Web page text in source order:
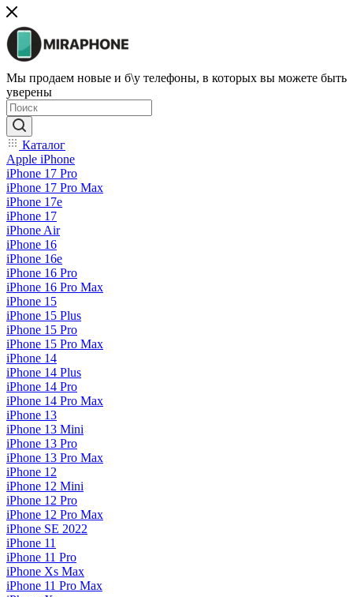
Мы продаем новые и б\у телефоны, в которых вы можете быть
уверены
Каталог
Apple iPhone
iPhone 17 Pro
iPhone 17 Pro Max
iPhone 17e
iPhone 17
iPhone Air
iPhone 16
iPhone 16e
iPhone 16 Pro
iPhone 16 Pro Max
iPhone 15
iPhone 15 Plus
iPhone 15 Pro
iPhone 15 Pro Max
iPhone 14
iPhone 14 Plus
iPhone 14 Pro
iPhone 14 Pro Max
iPhone 13
iPhone 13 Mini
iPhone 13 Pro
iPhone 13 Pro Max
iPhone 12
iPhone 12 Mini
iPhone 12 Pro
iPhone 12 Pro Max
iPhone SE 2022
iPhone 11
iPhone 11 Pro
iPhone Xs Max
iPhone 11 Pro Max